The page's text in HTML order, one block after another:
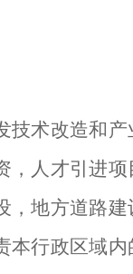
技术改造和
人才引进
，地方道路
本行政区域